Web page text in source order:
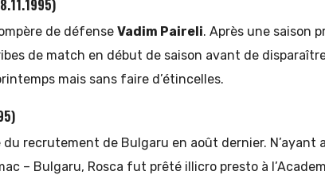
de défense Vadim Paireli. Après une saison
de match en début de saison avant de
mais sans faire d’étincelles.
recrutement de Bulgaru en août dernier. N’ayant
– Bulgaru, Rosca fut prêté illicro presto à